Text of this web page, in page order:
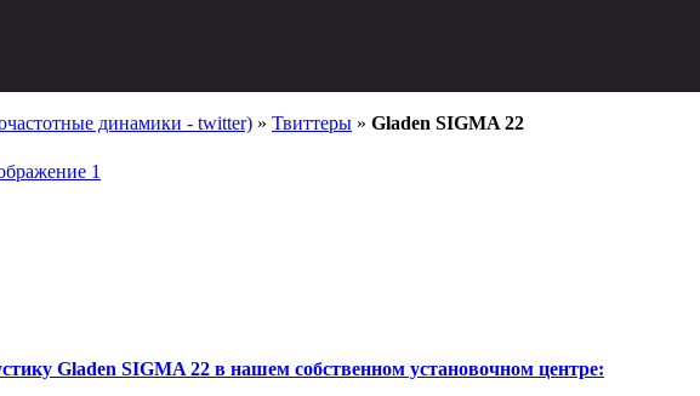
динамики - twitter) » Твиттеры » Gladen SIGMA 22
Gladen SIGMA 22 в нашем собственном установочном центре: